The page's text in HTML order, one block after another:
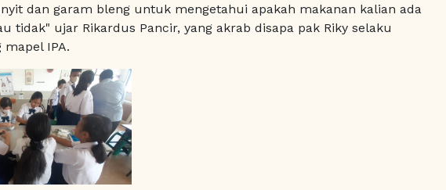
dan garam bleng untuk mengetahui apakah makanan kalian ada
tidak" ujar Rikardus Pancir, yang akrab disapa pak Riky selaku
IPA.